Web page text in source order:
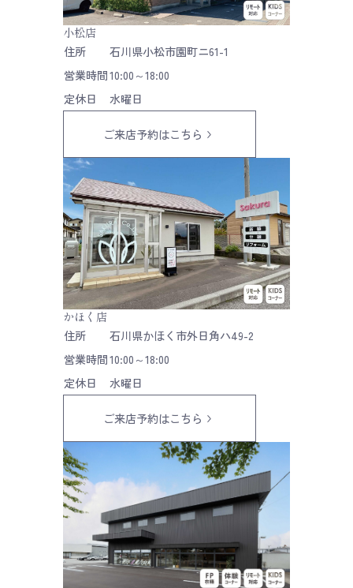
小松店
住所
石川県小松市園町ニ61-1
営業時間10:00～18:00
定休日
水曜日
ご来店予約はこちら
かほく店
住所
石川県かほく市外日角ハ49-2
営業時間10:00～18:00
定休日
水曜日
ご来店予約はこちら